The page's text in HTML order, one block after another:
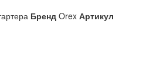
Бренд Orex Артикул